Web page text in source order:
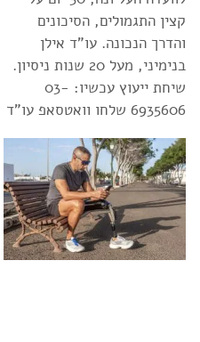
קצין התגמולים, הסיכונים
והדרך הנכונה. עו”ד אילן
בנימיני, מעל 20 שנות ניסיון.
שיחת ייעוץ עכשיו: 03-
6935606 שלחו וואטסאפ עו”ד